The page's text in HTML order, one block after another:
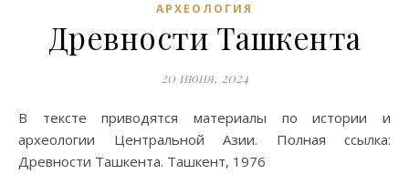
АРХЕОЛОГИЯ
Древности Ташкента
20 июня, 2024
В тексте приводятся материалы по истории и
археологии Центральной Азии. Полная ссылка:
Древности Ташкента. Ташкент, 1976